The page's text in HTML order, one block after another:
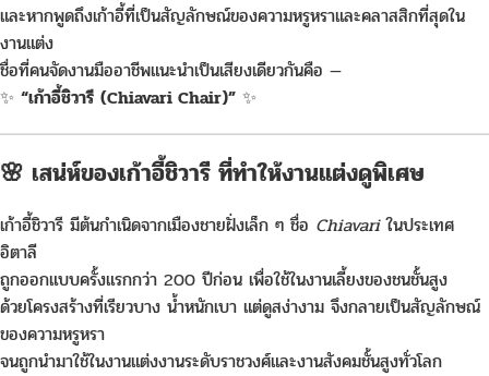
และหากพูดถึงเก้าอี้ที่เป็นสัญลักษณ์ของความหรูหราและคลาสสิกที่สุดใน
งานแต่ง
ชื่อที่คนจัดงานมืออาชีพแนะนำเป็นเสียงเดียวกันคือ —
✨ “เก้าอี้ชิวารี (Chiavari Chair)” ✨
🌸 เสน่ห์ของเก้าอี้ชิวารี ที่ทำให้งานแต่งดูพิเศษ
เก้าอี้ชิวารี มีต้นกำเนิดจากเมืองชายฝั่งเล็ก ๆ ชื่อ Chiavariในประเทศ
อิตาลี
ถูกออกแบบครั้งแรกกว่า 200 ปีก่อน เพื่อใช้ในงานเลี้ยงของชนชั้นสูง
ด้วยโครงสร้างที่เรียวบาง น้ำหนักเบา แต่ดูสง่างาม จึงกลายเป็นสัญลักษณ์
ของความหรูหรา
จนถูกนำมาใช้ในงานแต่งงานระดับราชวงศ์และงานสังคมชั้นสูงทั่วโลก